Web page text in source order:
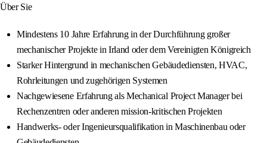
Über Sie
Mindestens 10 Jahre Erfahrung in der Durchführung großer
mechanischer Projekte in Irland oder dem Vereinigten Königreich
Starker Hintergrund in mechanischen Gebäudediensten, HVAC,
Rohrleitungen und zugehörigen Systemen
Nachgewiesene Erfahrung als Mechanical Project Manager bei
Rechenzentren oder anderen mission-kritischen Projekten
Handwerks- oder Ingenieursqualifikation in Maschinenbau oder